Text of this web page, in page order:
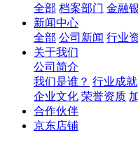
全部 档案部门 金融
新闻中心
全部 公司新闻 行业
关于我们
公司简介
我们是谁？ 行业成就
企业文化 荣誉资质
合作伙伴
京东店铺